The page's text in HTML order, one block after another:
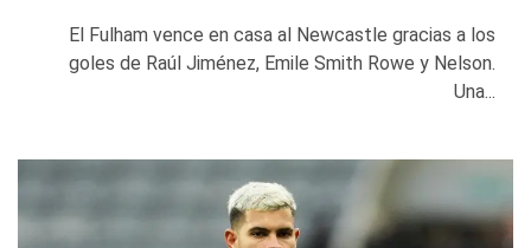
El Fulham vence en casa al Newcastle gracias a los
goles de Raúl Jiménez, Emile Smith Rowe y Nelson.
Una...